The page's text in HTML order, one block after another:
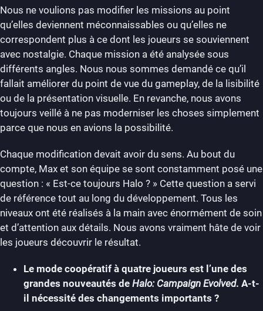
Nous ne voulions pas modifier les missions au point
qu’elles deviennent méconnaissables ou qu’elles ne
correspondent plus à ce dont les joueurs se souviennent
avec nostalgie. Chaque mission a été analysée sous
différents angles. Nous nous sommes demandé ce qu’il
fallait améliorer du point de vue du gameplay, de la lisibilité
ou de la présentation visuelle. En revanche, nous avons
toujours veillé à ne pas moderniser les choses simplement
parce que nous en avions la possibilité.
Chaque modification devait avoir du sens. Au bout du
compte, Max et son équipe se sont constamment posé une
question : « Est-ce toujours Halo ? » Cette question a servi
de référence tout au long du développement. Tous les
niveaux ont été réalisés à la main avec énormément de soin
et d’attention aux détails. Nous avons vraiment hâte de voir
les joueurs découvrir le résultat.
Le mode coopératif à quatre joueurs est l’une des
grandes nouveautés de Halo: Campaign Evolved. A-t-
il nécessité des changements importants ?